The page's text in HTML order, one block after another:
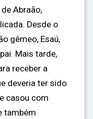
Abraão,
Desde o
gêmeo, Esaú,
Mais tarde,
receber a
deveria ter sido
casou com
também